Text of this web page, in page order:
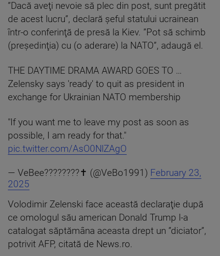
”Dacă aveţi nevoie să plec din post, sunt pregătit
de acest lucru”, declară şeful statului ucrainean
într-o conferinţă de presă la Kiev. ”Pot să schimb
(preşedinţia) cu (o aderare) la NATO”, adaugă el.
THE DAYTIME DRAMA AWARD GOES TO …
Zelensky says 'ready' to quit as president in
exchange for Ukrainian NATO membership
"If you want me to leave my post as soon as
possible, I am ready for that."
pic.twitter.com/AsO0NlZAgO
— VeBee????????✝️ (@VeBo1991) February 23,
2025
Volodimir Zelenski face această declaraţie după
ce omologul său american Donald Trump l-a
catalogat săptămâna aceasta drept un ”diciator”,
potrivit AFP, citată de News.ro.